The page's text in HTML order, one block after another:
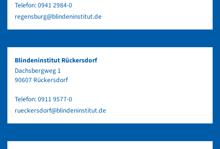
Telefon:0941 2984-0
regensburg@blindeninstitut.de
Blindeninstitut Rückersdorf
Dachsbergweg 1
90607 Rückersdorf
Telefon:0911 9577-0
rueckersdorf@blindeninstitut.de